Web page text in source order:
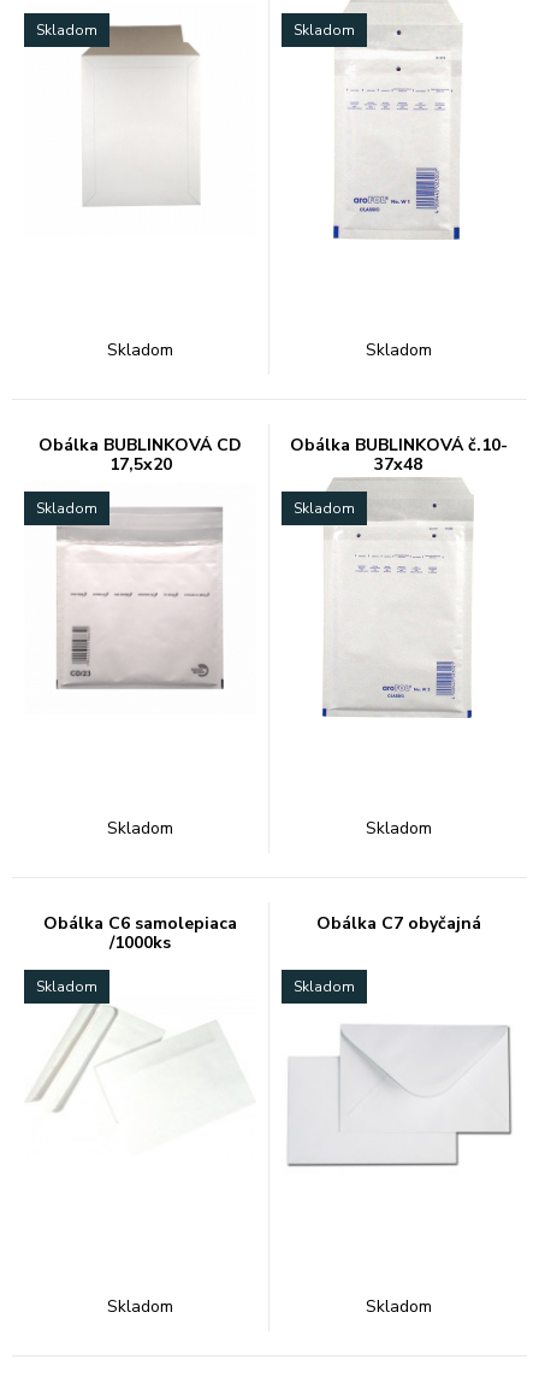
Skladom
Skladom
Skladom
Skladom
Obálka BUBLINKOVÁ CD
17,5x20
Skladom
Skladom
Obálka BUBLINKOVÁ č.10-
37x48
Skladom
Skladom
Obálka C6 samolepiaca
/1000ks
Skladom
Skladom
Obálka C7 obyčajná
Skladom
Skladom